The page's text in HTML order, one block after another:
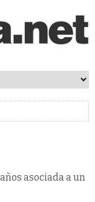
asociada a un